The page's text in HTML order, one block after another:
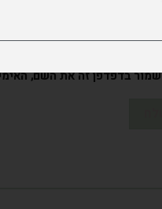
שמור בדפדפן זה את השם,